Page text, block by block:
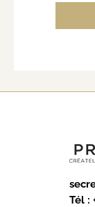
Tél :